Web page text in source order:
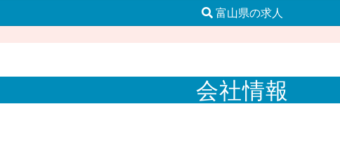
富山県の求人
会社情報